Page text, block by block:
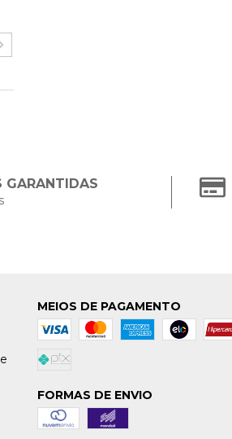
GARANTIDAS
MEIOS DE PAGAMENTO
FORMAS DE ENVIO